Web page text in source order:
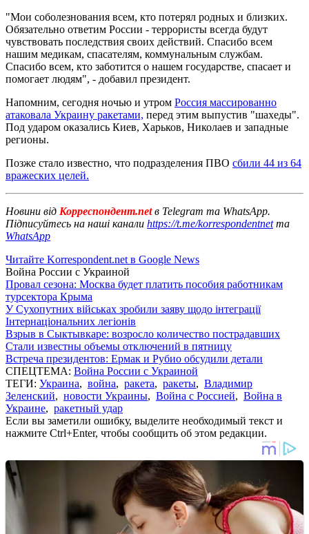
"Мои соболезнования всем, кто потерял родных и близких.
Обязательно ответим России - террористы всегда будут
чувствовать последствия своих действий. Спасибо всем
нашим медикам, спасателям, коммунальным службам.
Спасибо всем, кто заботится о нашем государстве, спасает и
помогает людям", - добавил президент.
Напомним, сегодня ночью и утром Россия массированно
атаковала Украину ракетами, перед этим выпустив "шахеды".
Под ударом оказались Киев, Харьков, Николаев и западные
регионы.
Позже стало известно, что подразделения ПВО сбили 44 из 64
вражеских целей.
Новини від Корреспондент.netв Telegram та WhatsApp.
Підписуйтесь на наші канали https://t.me/korrespondentnetта
WhatsApp
Читайте Korrespondent.net в Google News
Война России с Украиной
Провал сезона: Москва будет платить пособия работникам
турсектора Крыма
У Сухопутних військах зробили заяву щодо інтеграції
Інтернаціональних легіонів
Взрыв в Сыктывкаре: возросло количество пострадавших
Стали известны объемы отключений в пятницу
Встреча президентов: Ермак и Рубио обсудили детали
СПЕЦТЕМА: Война России с Украиной
ТЕГИ: Украина, война, ракета, ракеты, Владимир
Зеленский, новости Украины, Война с Россией, Война в
Украине, ракетный удар
Если вы заметили ошибку, выделите необходимый текст и
нажмите Ctrl+Enter, чтобы сообщить об этом редакции.